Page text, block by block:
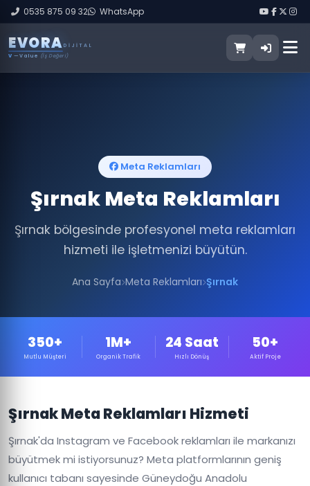
0535 875 09 32 WhatsApp
EVORA DIJITAL
V — Value (İş Değeri)
Meta Reklamları
Şırnak Meta Reklamları
Şırnak bölgesinde profesyonel meta reklamları
hizmeti ile işletmenizi büyütün.
Ana Sayfa Meta Reklamları Şırnak
350+
Mutlu Müşteri
1M+
Organik Trafik
24 Saat
Hızlı Dönüş
50+
Aktif Proje
Şırnak Meta Reklamları Hizmeti
Şırnak'da Instagram ve Facebook reklamları ile markanızı
büyütmek mi istiyorsunuz? Meta platformlarının geniş
kullanıcı tabanı sayesinde Güneydoğu Anadolu